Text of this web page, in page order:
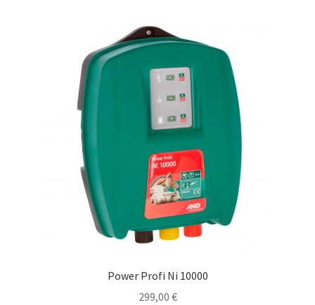
Power Profi Ni 10000
299,00 €